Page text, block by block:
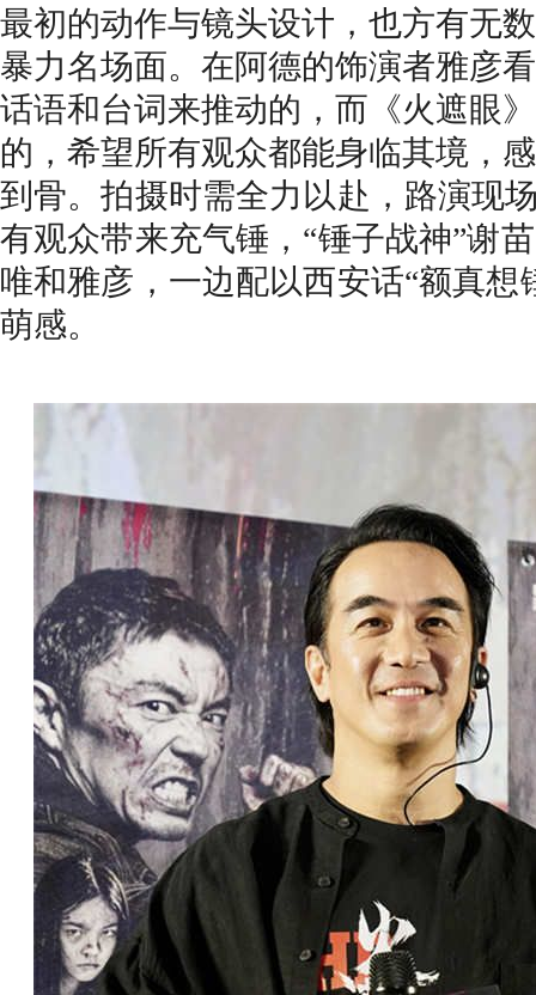
最初的动作与镜头设计，也方有无
暴力名场面。在阿德的饰演者雅彦
话语和台词来推动的，而《火遮眼
的，希望所有观众都能身临其境，
到骨。拍摄时需全力以赴，路演现
有观众带来充气锤，“锤子战神”谢
唯和雅彦，一边配以西安话“额真想
萌感。